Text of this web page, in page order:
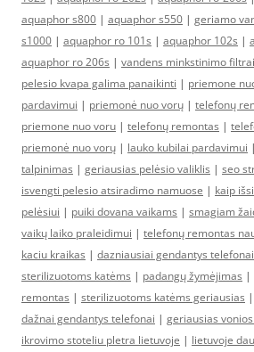
aquaphor s800 | aquaphor s550 | geriamo
s1000 | aquaphor ro 101s | aquaphor 102s |
aquaphor ro 206s | vandens minkstinimo filtrai
pelesio kvapa galima panaikinti | priemone
pardavimui | priemonė nuo vorų | telefonų
priemone nuo voru | telefonų remontas |
priemonė nuo vorų | lauko kubilai pardavimui |
talpinimas | geriausias pelėsio valiklis | seo
isvengti pelesio atsiradimo namuose | kaip
pelėsiui | puiki dovana vaikams | smagiam
vaikų laiko praleidimui | telefonų remontas
kaciu kraikas | dazniausiai gendantys telefonai
sterilizuotoms katėms | padangų žymėjimas |
remontas | sterilizuotoms katėms geriausias |
dažnai gendantys telefonai | geriausias
ikrovimo stoteliu pletra lietuvoje | lietuvoje